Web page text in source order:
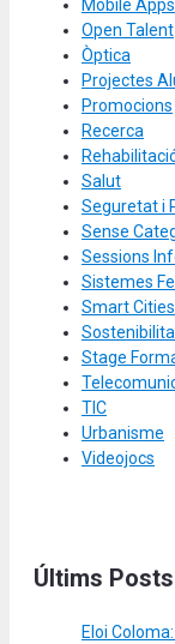
Mobile Apps
Open Talent
Òptica
Projectes
Promocions
Recerca
Salut
Seguretat i
Sense
Sessions
Sistemes
Smart Cities
Stage
TIC
Urbanisme
Videojocs
Últims Posts
Eloi